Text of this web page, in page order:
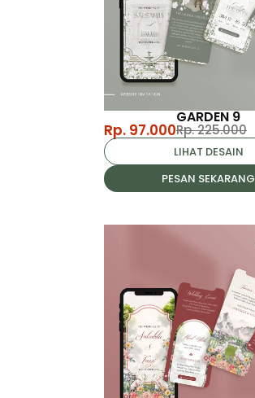
GARDEN 9
Rp. 97.000Rp. 225.000
LIHAT DESAIN
PESAN SEKARANG